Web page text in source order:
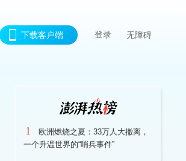
下载客户端 登录 无障碍
1
欧洲燃烧之夏：33万人大撤离，
一个升温世界的“哨兵事件”